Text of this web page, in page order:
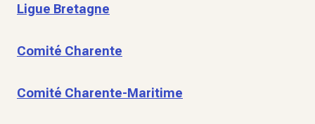
Ligue Bretagne
Comité Charente
Comité Charente-Maritime